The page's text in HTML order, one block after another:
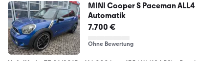
MINI Cooper S Paceman ALL4
Automatik
7.700 €
Ohne Bewertung